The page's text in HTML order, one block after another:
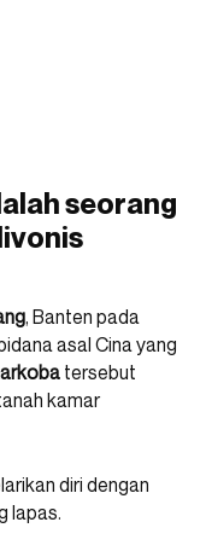
seorang
, Banten pada
asal Cina yang
tersebut
kamar
diri dengan
lapas.